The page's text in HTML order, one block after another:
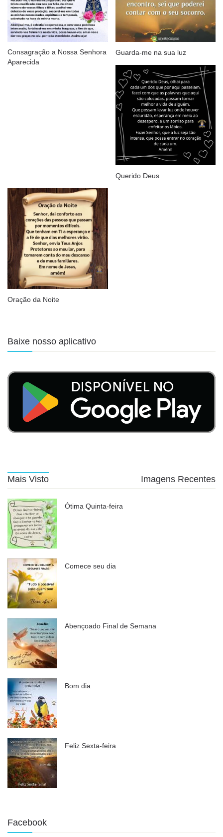
Consagração a Nossa Senhora
Aparecida
Guarda-me na sua luz
Querido Deus
Oração da Noite
Baixe nosso aplicativo
Mais Visto Imagens Recentes
Ótima Quinta-feira
Comece seu dia
Abençoado Final de Semana
Bom dia
Feliz Sexta-feira
Facebook